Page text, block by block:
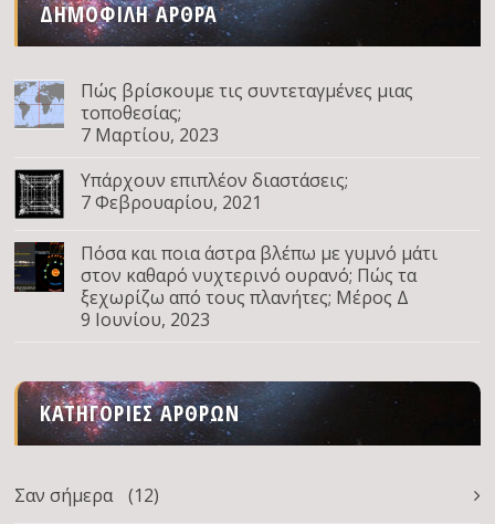
ΔΗΜΟΦΙΛΉ ΆΡΘΡΑ
Πώς βρίσκουμε τις συντεταγμένες μιας
τοποθεσίας;
7 Μαρτίου, 2023
Υπάρχουν επιπλέον διαστάσεις;
7 Φεβρουαρίου, 2021
Πόσα και ποια άστρα βλέπω με γυμνό μάτι
στον καθαρό νυχτερινό ουρανό; Πώς τα
ξεχωρίζω από τους πλανήτες; Μέρος Δ
9 Ιουνίου, 2023
ΚΑΤΗΓΟΡΊΕΣ ΆΡΘΡΩΝ
Σαν σήμερα (12)